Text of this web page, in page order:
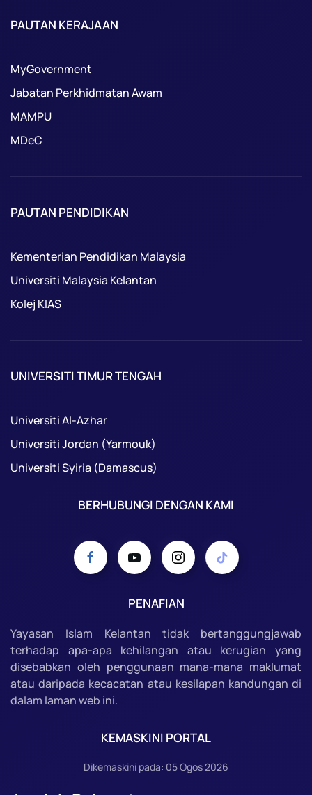
PAUTAN KERAJAAN
MyGovernment
Jabatan Perkhidmatan Awam
MAMPU
MDeC
PAUTAN PENDIDIKAN
Kementerian Pendidikan Malaysia
Universiti Malaysia Kelantan
Kolej KIAS
UNIVERSITI TIMUR TENGAH
Universiti Al-Azhar
Universiti Jordan (Yarmouk)
Universiti Syiria (Damascus)
BERHUBUNGI DENGAN KAMI
PENAFIAN
Yayasan Islam Kelantan tidak bertanggungjawab
terhadap apa-apa kehilangan atau kerugian yang
disebabkan oleh penggunaan mana-mana maklumat
atau daripada kecacatan atau kesilapan kandungan di
dalam laman web ini.
KEMASKINI PORTAL
Dikemaskini pada: 05 Ogos 2026